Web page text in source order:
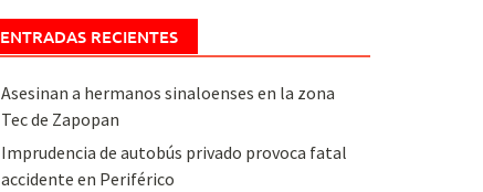
ENTRADAS RECIENTES
Asesinan a hermanos sinaloenses en la zona
Tec de Zapopan
Imprudencia de autobús privado provoca fatal
accidente en Periférico